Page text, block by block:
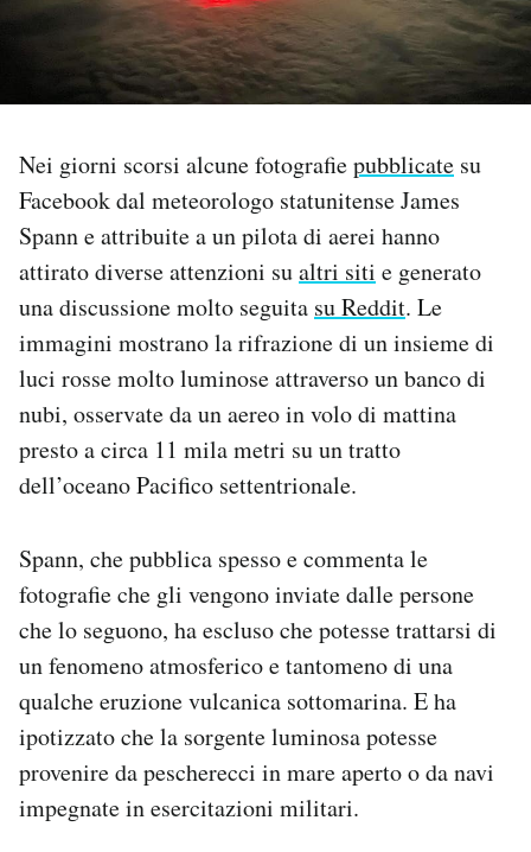
PODCAST
I MIEI PREFERITI
SHOP
CALENDARIO
AREA PERSONALE
Area Personale
Notifiche mobile
Hai bisogno di aiuto?
Esci
Nei giorni scorsi alcune fotografiepubblicate su
Facebook dal meteorologo statunitense James
Spann e attribuite a un pilota di aerei hanno
attirato diverse attenzioni sualtri siti e generato
una discussione molto seguita su Reddit. Le
immagini mostrano la rifrazione di un insieme di
luci rosse molto luminose attraverso un banco di
nubi, osservate da un aereo in volo di mattina
presto a circa 11 mila metri su un tratto
dell’oceano Pacifico settentrionale.
Spann, che pubblica spesso e commenta le
fotografie che gli vengono inviate dalle persone
che lo seguono, ha escluso che potesse trattarsi di
un fenomeno atmosferico e tantomeno di una
qualche eruzione vulcanica sottomarina. E ha
ipotizzato che la sorgente luminosa potesse
provenire da pescherecci in mare aperto o da navi
impegnate in esercitazioni militari.